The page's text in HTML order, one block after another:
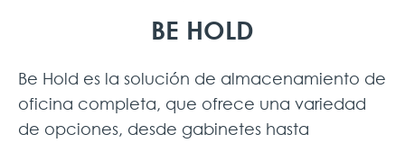
BE HOLD
Be Hold es la solución de almacenamiento de
oficina completa, que ofrece una variedad
de opciones, desde gabinetes hasta